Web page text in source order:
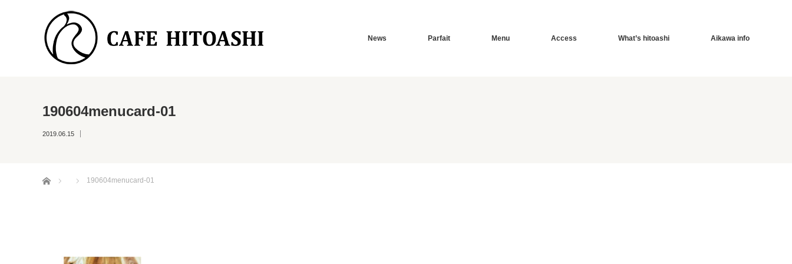
News Parfait Menu Access What’s hitoashi Aikawa info
190604menucard-01
2019.06.15
ホーム 190604menucard-01